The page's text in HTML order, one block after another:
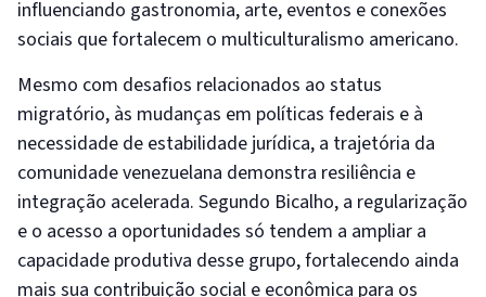
influenciando gastronomia, arte, eventos e conexões
sociais que fortalecem o multiculturalismo americano.
Mesmo com desafios relacionados ao status
migratório, às mudanças em políticas federais e à
necessidade de estabilidade jurídica, a trajetória da
comunidade venezuelana demonstra resiliência e
integração acelerada. Segundo Bicalho, a regularização
e o acesso a oportunidades só tendem a ampliar a
capacidade produtiva desse grupo, fortalecendo ainda
mais sua contribuição social e econômica para os